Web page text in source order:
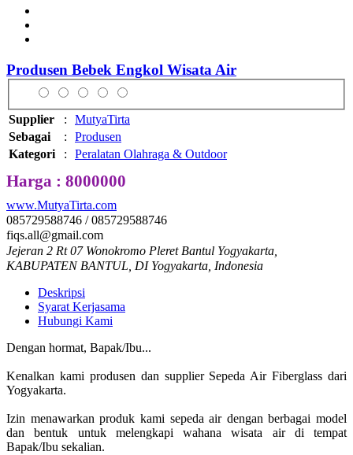
Produsen Bebek Engkol Wisata Air
Supplier :
MutyaTirta
Sebagai
:
Produsen
Kategori
: Peralatan Olahraga & Outdoor
Harga : 8000000
www.MutyaTirta.com
085729588746 / 085729588746
fiqs.all@gmail.com
Jejeran 2 Rt 07 Wonokromo Pleret Bantul Yogyakarta,
KABUPATEN BANTUL, DI Yogyakarta, Indonesia
Deskripsi
Syarat Kerjasama
Hubungi Kami
Dengan hormat, Bapak/Ibu...
Kenalkan kami produsen dan supplier Sepeda Air Fiberglass dari
Yogyakarta.
Izin menawarkan produk kami sepeda air dengan berbagai model
dan bentuk untuk melengkapi wahana wisata air di tempat
Bapak/Ibu sekalian.